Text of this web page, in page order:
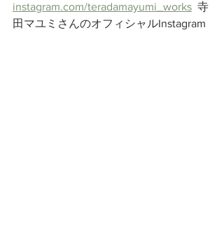
instagram.com/teradamayumi_works
  寺
田マユミさんのオフィシャルInstagram